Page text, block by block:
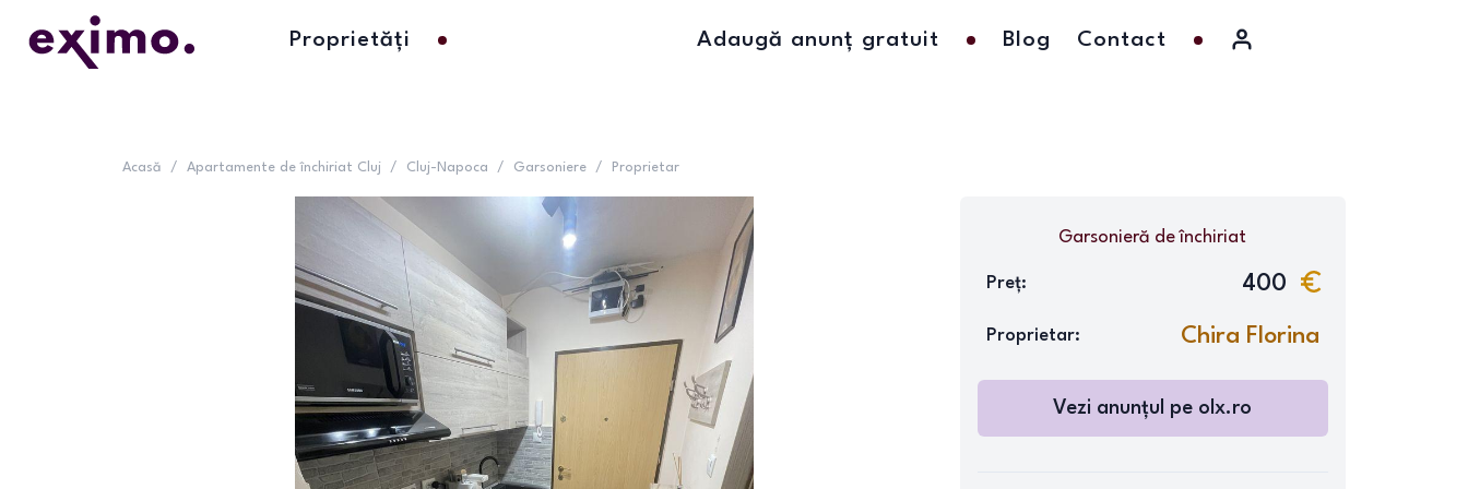
Proprietăți Adaugă anunț gratuit Blog Contact
Acasă / Apartamente de închiriat Cluj / Cluj-Napoca / Garsoniere / Proprietar
Garsonieră de închiriat
Preț: 400
Proprietar: Chira Florina
Vezi anunțul pe olx.ro